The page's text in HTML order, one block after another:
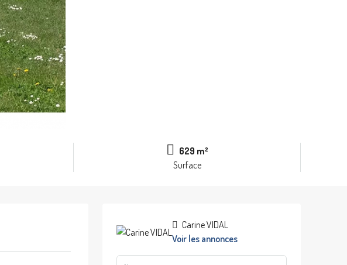
629 m²
Surface
Carine VIDAL
Voir les annonces